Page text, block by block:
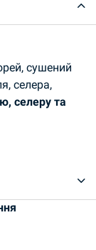
сушений
селера,
селеру та